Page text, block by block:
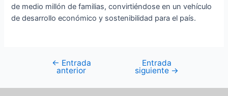
de medio millón de familias, convirtiéndose en un vehículo
de desarrollo económico y sostenibilidad para el país.
← Entrada
anterior
Entrada
siguiente →